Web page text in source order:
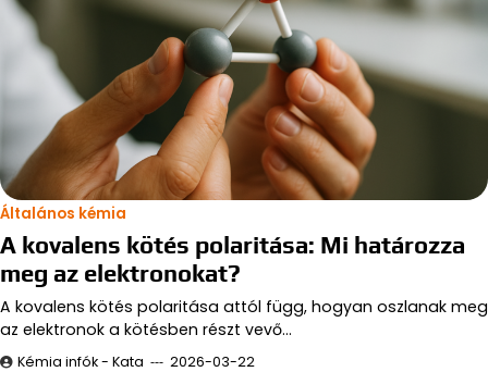
Általános kémia
A kovalens kötés polaritása: Mi határozza
meg az elektronokat?
A kovalens kötés polaritása attól függ, hogyan oszlanak meg
az elektronok a kötésben részt vevő…
Kémia infók - Kata 2026-03-22